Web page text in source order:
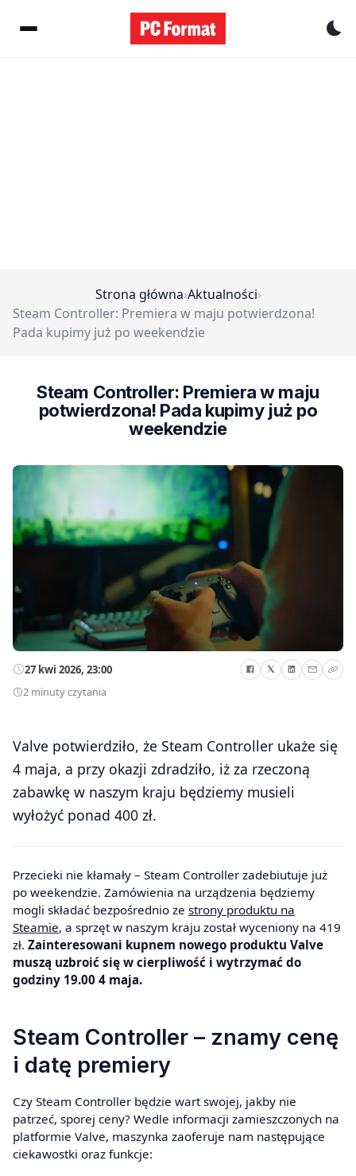
Strona główna›Aktualności›
Steam Controller: Premiera w maju potwierdzona!
Pada kupimy już po weekendzie
Steam Controller: Premiera w maju
potwierdzona! Pada kupimy już po
weekendzie
27 kwi 2026, 23:00
2 minuty czytania
Valve potwierdziło, że Steam Controller ukaże się
4 maja, a przy okazji zdradziło, iż za rzeczoną
zabawkę w naszym kraju będziemy musieli
wyłożyć ponad 400 zł.
Przecieki nie kłamały – Steam Controller zadebiutuje już
po weekendzie. Zamówienia na urządzenia będziemy
mogli składać bezpośrednio ze strony produktu na
Steamie, a sprzęt w naszym kraju został wyceniony na 419
zł. Zainteresowani kupnem nowego produktu Valve
muszą uzbroić się w cierpliwość i wytrzymać do
godziny 19.00 4 maja.
Steam Controller – znamy cenę
i datę premiery
Czy Steam Controller będzie wart swojej, jakby nie
patrzeć, sporej ceny? Wedle informacji zamieszczonych na
platformie Valve, maszynka zaoferuje nam następujące
ciekawostki oraz funkcje: